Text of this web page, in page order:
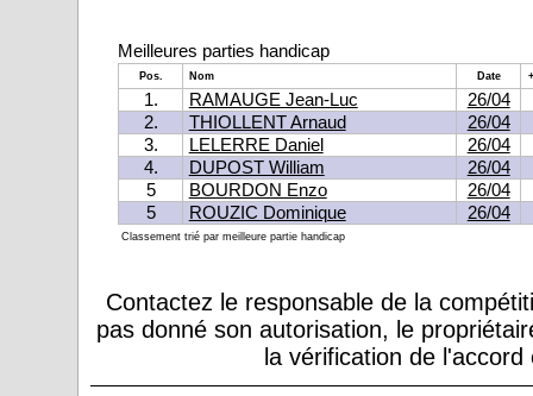
Meilleures parties handicap
Pos. Nom Date
1. RAMAUGE Jean-Luc
26/04
2.
THIOLLENT Arnaud
26/04
3.
LELERRE Daniel
26/04
4.
DUPOST William
26/04
5
BOURDON Enzo
26/04
5
ROUZIC Dominique 26/04
Classement trié par meilleure partie handicap
Contactez le responsable de la
pas donné son autorisation, le
la vérification de